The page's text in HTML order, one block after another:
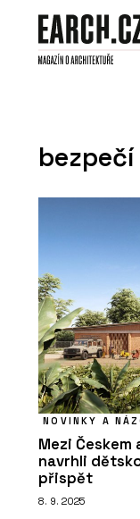
bezpečí
NOVINKY A
Mezi
navrhli
přispět
8. 9. 2025